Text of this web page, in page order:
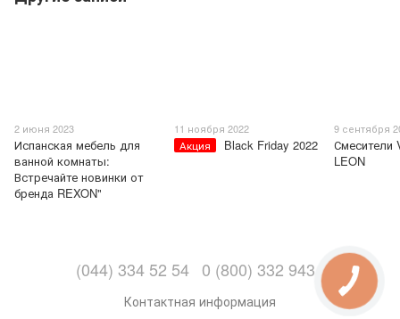
2 июня 2023
Испанская мебель для
ванной комнаты:
Встречайте новинки от
бренда REXON"
11 ноября 2022
Акция
Black Friday 2022
9 сентября
Смесители
LEON
(044) 334 52 54 0 (800) 332 943
Контактная информация